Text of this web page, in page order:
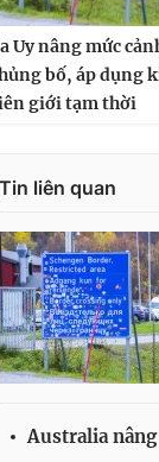
Uy nâng mức
bố, áp dụng
giới tạm thời
Tin liên quan
Australia